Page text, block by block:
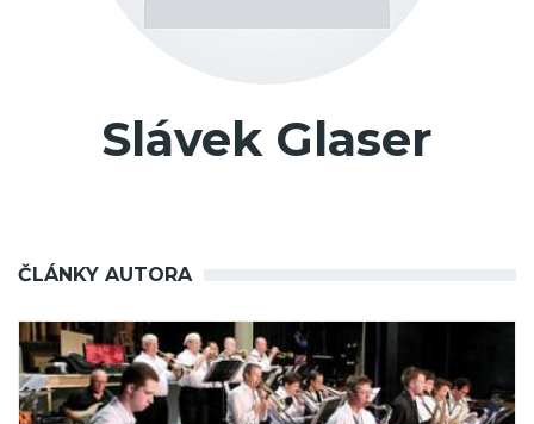
Slávek Glaser
ČLÁNKY AUTORA